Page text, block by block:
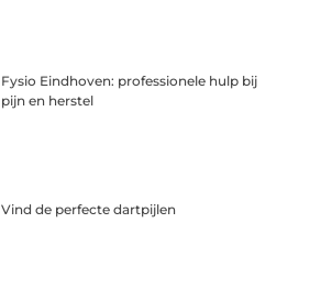
Fysio Eindhoven: professionele hulp bij
pijn en herstel
Vind de perfecte dartpijlen